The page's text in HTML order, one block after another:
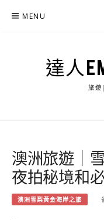
MENU
達人
旅
澳洲旅遊｜
夜拍秘境和
澳洲雪梨黃金海岸之旅